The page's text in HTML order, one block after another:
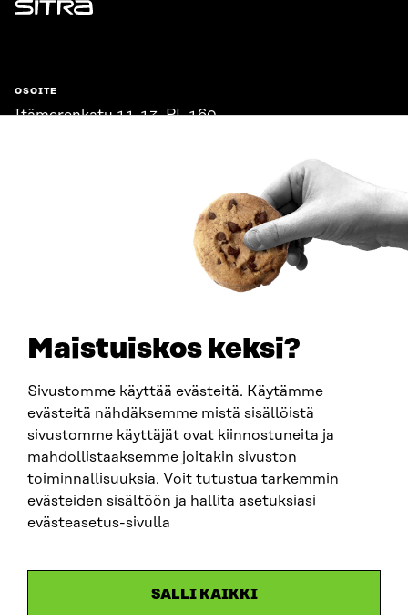
Maistuiskos keksi?
Sivustomme käyttää evästeitä. Käytämme
evästeitä nähdäksemme mistä sisällöistä
sivustomme käyttäjät ovat kiinnostuneita ja
mahdollistaaksemme joitakin sivuston
toiminnallisuuksia. Voit tutustua tarkemmin
evästeiden sisältöön ja hallita asetuksiasi
evästeasetus-sivulla
SALLI KAIKKI
Sitra
OSOITE
Itämerenkatu 11-13, PL 160,
SITRA SOSIAALISESSA MEDIASSA
LinkedIn
Instagram
YouTube